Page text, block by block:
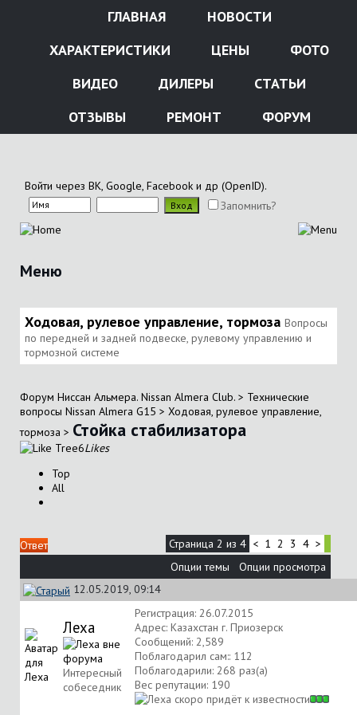
ГЛАВНАЯ
НОВОСТИ
ХАРАКТЕРИСТИКИ
ЦЕНЫ
ФОТО
ВИДЕО
ДИЛЕРЫ
СТАТЬИ
ОТЗЫВЫ
РЕМОНТ ФОРУМ
Войти через ВК, Google, Facebook и др (OpenID).
Запомнить?
Меню
Ходовая, рулевое управление, тормоза Вопросы
по передней и задней подвеске, рулевому управлению и
тормозной системе
Форум Ниссан Альмера. Nissan Almera Club. > Технические
вопросы Nissan Almera G15 > Ходовая, рулевое управление,
тормоза > Стойка стабилизатора
6Likes
Top
All
Ответ Страница 2 из 4 < 1 2 3 4 >
Опции темы
Опции просмотра
12.05.2019, 09:14
Леха
Интересный
собеседник
Регистрация: 26.07.2015
Адрес: Казахстан г. Приозерск
Сообщений: 2,589
Поблагодарил сам:: 112
Поблагодарили: 268 раз(а)
Вес репутации: 190